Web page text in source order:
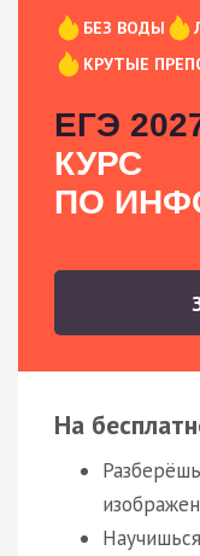
БЕЗ ВОДЫ
КРУТЫЕ
ЕГЭ
КУРС
ПО
На